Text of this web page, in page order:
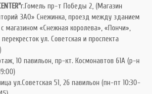
г.Гомель пр-т Победы 2, (Магазин
ЗАО» Снежинка, проезд между зданием
магазином «Снежная королева», «Пончи»,
ул. Советская и проспекта
10 павильон, пр-кт. Космонавтов 61А (р-н
ул.Советская 51, 26 павильон (пн-пт 10:30-